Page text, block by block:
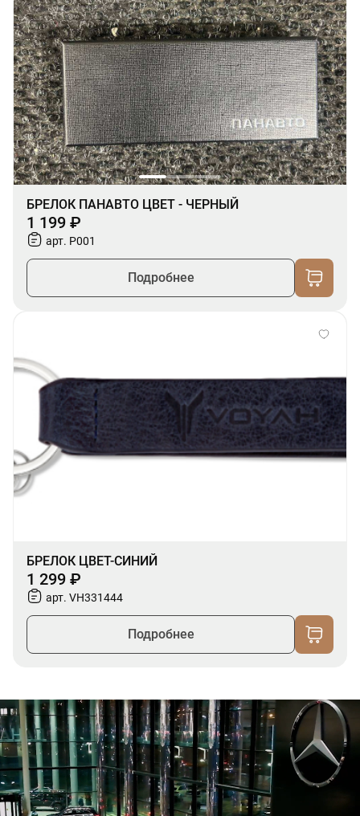
БРЕЛОК ПАНАВТО ЦВЕТ - ЧЕРНЫЙ
1 199 ₽
арт. P001
Подробнее
БРЕЛОК ЦВЕТ-СИНИЙ
1 299 ₽
арт. VH331444
Подробнее